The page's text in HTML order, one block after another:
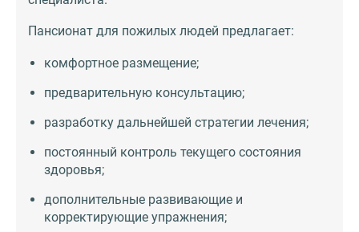
Пансионат для пожилых людей предлагает:
комфортное размещение;
предварительную консультацию;
разработку дальнейшей стратегии лечения;
постоянный контроль текущего состояния
здоровья;
дополнительные развивающие и
корректирующие упражнения;